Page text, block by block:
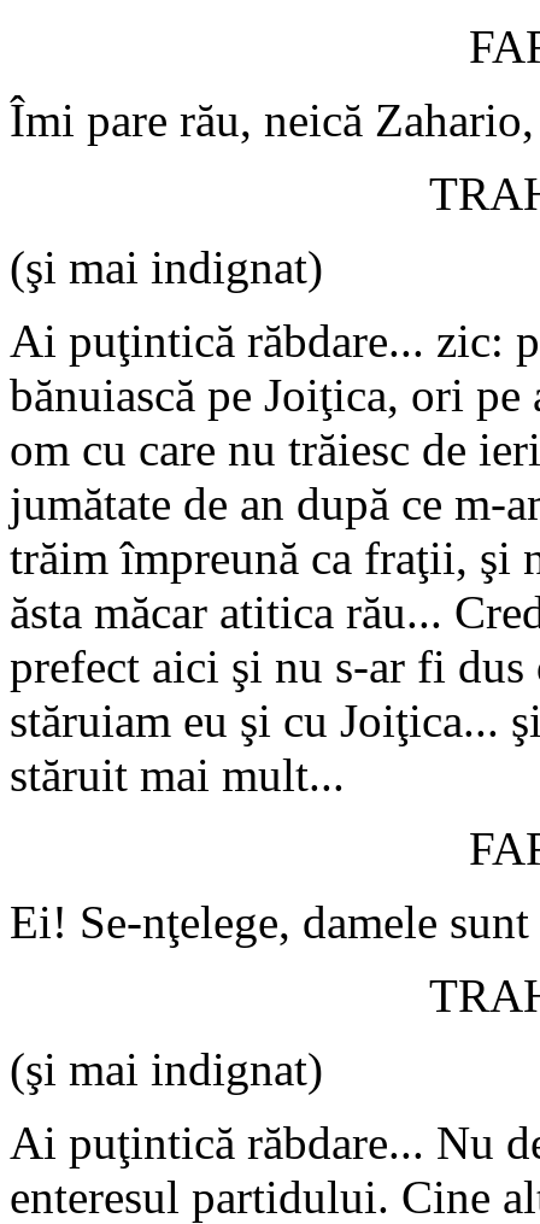
Îmi pare rău, neică
(şi mai indignat)
Ai puţintică răbdare... zic:
bănuiască pe Joiţica, ori
om cu care nu trăiesc de
jumătate de an după ce m-
trăim împreună ca fraţii, şi
ăsta măcar atitica rău...
prefect aici şi nu s-ar fi
stăruiam eu şi cu Joiţica...
stăruit mai mult...
Ei! Se-nţelege, damele
(şi mai indignat)
Ai puţintică răbdare... Nu
enteresul partidului. Cine